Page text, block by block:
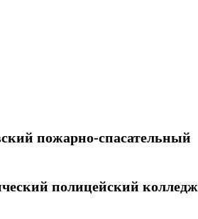
пожарно-спасательный
полицейский колледж